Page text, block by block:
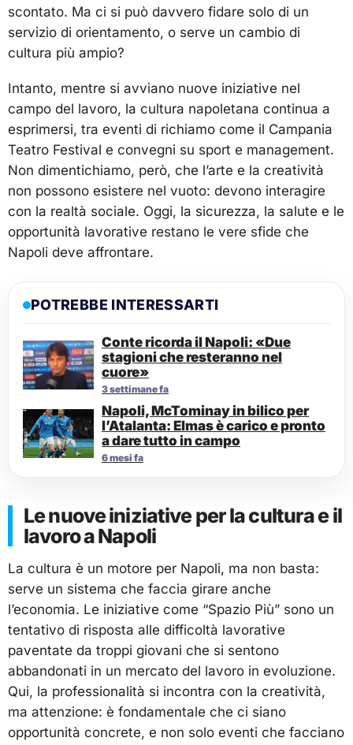
scontato. Ma ci si può davvero fidare solo di un
servizio di orientamento, o serve un cambio di
cultura più ampio?
Intanto, mentre si avviano nuove iniziative nel
campo del lavoro, la cultura napoletana continua a
esprimersi, tra eventi di richiamo come il Campania
Teatro Festival e convegni su sport e management.
Non dimentichiamo, però, che l’arte e la creatività
non possono esistere nel vuoto: devono interagire
con la realtà sociale. Oggi, la sicurezza, la salute e le
opportunità lavorative restano le vere sfide che
Napoli deve affrontare.
POTREBBE INTERESSARTI
Conte ricorda il Napoli: «Due
stagioni che resteranno nel
cuore»
3 settimane fa
Napoli, McTominay in bilico per
l’Atalanta: Elmas è carico e pronto
a dare tutto in campo
6 mesi fa
Le nuove iniziative per la cultura e il
lavoro a Napoli
La cultura è un motore per Napoli, ma non basta:
serve un sistema che faccia girare anche
l’economia. Le iniziative come “Spazio Più” sono un
tentativo di risposta alle difficoltà lavorative
paventate da troppi giovani che si sentono
abbandonati in un mercato del lavoro in evoluzione.
Qui, la professionalità si incontra con la creatività,
ma attenzione: è fondamentale che ci siano
opportunità concrete, e non solo eventi che facciano